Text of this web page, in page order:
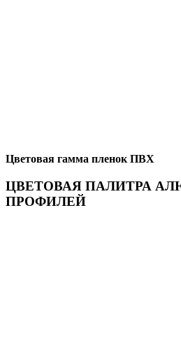
Цветовая гамма пленок ПВХ
ЦВЕТОВАЯ ПАЛИТРА
ПРОФИЛЕЙ